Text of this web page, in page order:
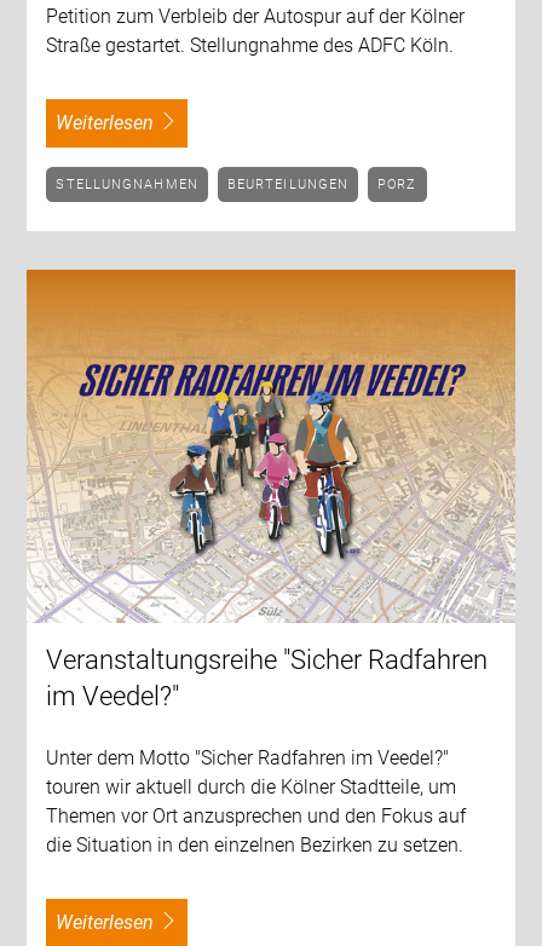
Petition zum Verbleib der Autospur auf der Kölner
Straße gestartet. Stellungnahme des ADFC Köln.
weiterlesen
STELLUNGNAHMEN BEURTEILUNGEN PORZ
Veranstaltungsreihe "Sicher Radfahren
im Veedel?"
Unter dem Motto "Sicher Radfahren im Veedel?"
touren wir aktuell durch die Kölner Stadtteile, um
Themen vor Ort anzusprechen und den Fokus auf
die Situation in den einzelnen Bezirken zu setzen.
weiterlesen